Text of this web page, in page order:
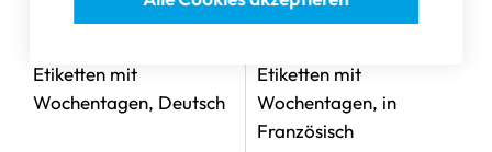
Etiketten mit
Wochentagen, Deutsch
Etiketten mit
Wochentagen, in
Französisch